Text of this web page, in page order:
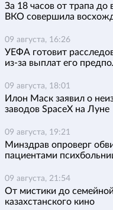
За 18 часов от трапа
ВКО совершила
09 августа, 16:26
УЕФА готовит
из-за выплат его
09 августа, 18:01
Илон Маск заявил о
заводов SpaceX на Луне
09 августа, 19:21
Минздрав опроверг
пациентами
09 августа, 21:54
От мистики до
казахстанского кино